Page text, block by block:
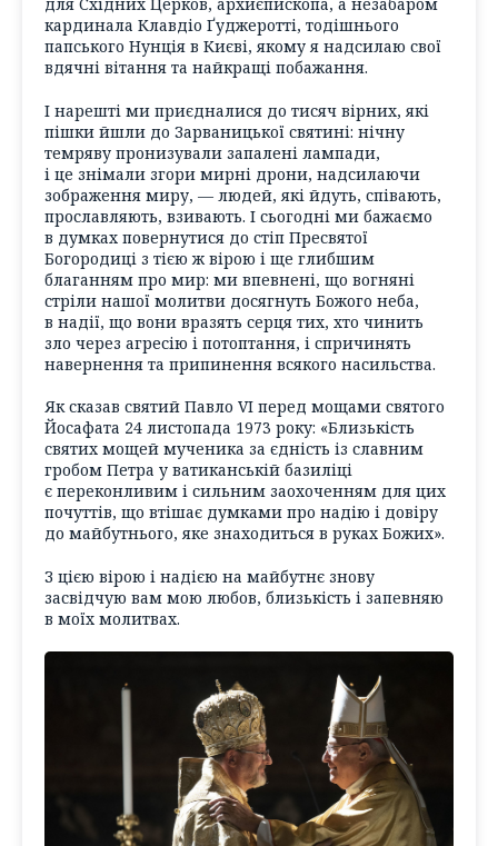
кардинала Клавдіо Ґуджеротті, тодішнього
папського Нунція в Києві, якому я надсилаю свої
вдячні вітання та найкращі побажання.
І нарешті ми приєдналися до тисяч вірних, які
пішки йшли до Зарваницької святині: нічну
темряву пронизували запалені лампади,
і це знімали згори мирні дрони, надсилаючи
зображення миру, — людей, які йдуть, співають,
прославляють, взивають. І сьогодні ми бажаємо
в думках повернутися до стіп Пресвятої
Богородиці з тією ж вірою і ще глибшим
благанням про мир: ми впевнені, що вогняні
стріли нашої молитви досягнуть Божого неба,
в надії, що вони вразять серця тих, хто чинить
зло через агресію і потоптання, і спричинять
навернення та припинення всякого насильства.
Як сказав святий Павло VI перед мощами святого
Йосафата 24 листопада 1973 року: «Близькість
святих мощей мученика за єдність із славним
гробом Петра у ватиканській базиліці
є переконливим і сильним заохоченням для цих
почуттів, що втішає думками про надію і довіру
до майбутнього, яке знаходиться в руках Божих».
З цією вірою і надією на майбутнє знову
засвідчую вам мою любов, близькість і запевняю
в моїх молитвах.